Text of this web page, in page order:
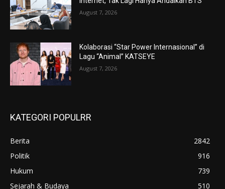
August 7, 2026
Kolaborasi “Star Power Internasional” di
Lagu “Animal” KATSEYE
August 7, 2026
KATEGORI POPULRR
Berita
2842
Politik
916
Hukum
739
Sejarah & Budaya
510